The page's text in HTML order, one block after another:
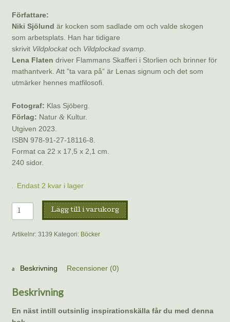
Författare:
Niki Sjölund är kocken som sadlade om och valde skogen
som arbetsplats. Han har tidigare
skrivit Vildplockatoch Vildplockad svamp.
Lena Flaten driver Flammans Skafferi i Storlien och brinner för
mathantverk. Att ”ta vara på” är Lenas signum och det som
utmärker hennes matfilosofi.
Fotograf: Klas Sjöberg.
Förlag: Natur &Kultur.
Utgiven 2023.
ISBN 978-91-27-18116-8.
Format ca 22 x 17,5 x 2,1 cm.
240 sidor.
Endast 2 kvar i lager
Vildplockat
-
Kokboken
Sjölund
Lena
Flaten
mängd
Lägg till i varukorg
Artikelnr: 3139 Kategori: Böcker
Beskrivning Recensioner (0)
Beskrivning
En näst intill outsinlig inspirationskälla får du med denna